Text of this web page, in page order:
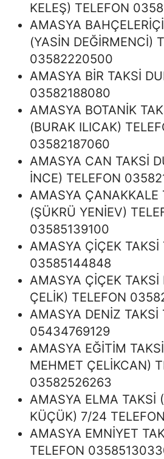
KELEŞ) TELEFON
AMASYA
(YASİN DEĞİRMENCİ)
03582220500
AMASYA BİR TAKSİ
03582188080
AMASYA BOTANİK
(BURAK ILICAK)
03582187060
AMASYA CAN TAKSİ
İNCE) TELEFON
AMASYA ÇANAKKALE
(ŞÜKRÜ YENİEV)
03585139100
AMASYA ÇİÇEK TAKSİ
03585144848
AMASYA ÇİÇEK TAKSİ
ÇELİK) TELEFON
AMASYA DENİZ TAKSİ
05434769129
AMASYA EĞİTİM
MEHMET ÇELİKCAN)
03582526263
AMASYA ELMA TAKSİ
KÜÇÜK) 7/24
AMASYA EMNİYET
TELEFON